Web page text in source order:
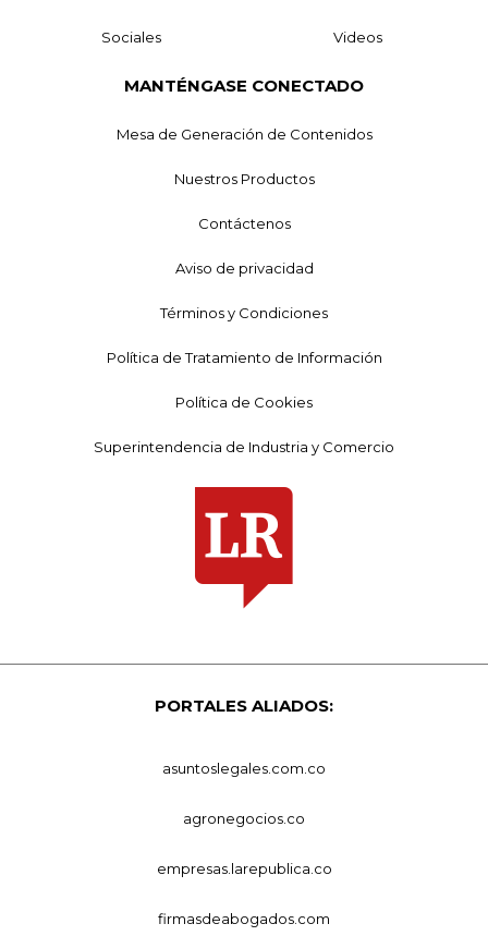
Sociales Videos
MANTÉNGASE CONECTADO
Mesa de Generación de Contenidos
Nuestros Productos
Contáctenos
Aviso de privacidad
Términos y Condiciones
Política de Tratamiento de Información
Política de Cookies
Superintendencia de Industria y Comercio
PORTALES ALIADOS:
asuntoslegales.com.co
agronegocios.co
empresas.larepublica.co
firmasdeabogados.com